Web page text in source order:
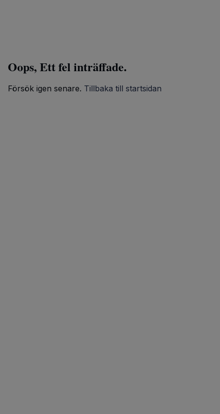
Oops, Ett fel inträffade.
Försök igen senare. Tillbaka till startsidan